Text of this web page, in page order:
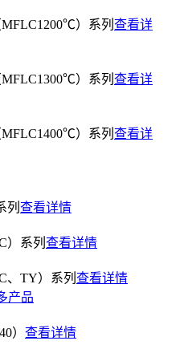
）系列 查看详
）系列 查看详
）系列 查看详
列 查看详情
）系列 查看详情
、TY）系列 查看详情
产品
） 查看详情